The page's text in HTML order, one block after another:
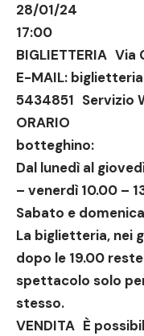
28/01/24
17:00
BIGLIETTERIA Via
E-MAIL:
5434851 Servizio
ORARIO
botteghino:
Dal lunedì al
– venerdì 10.00 –
Sabato e
La biglietteria, nei
dopo le 19.00
spettacolo solo
stesso.
VENDITA È